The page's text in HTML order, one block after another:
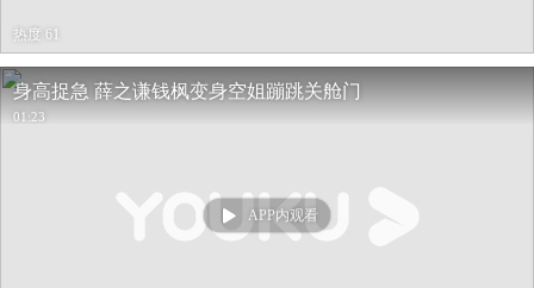
热度 61
身高捉急 薛之谦钱枫变身空姐蹦跳关舱门
01:23
APP内观看